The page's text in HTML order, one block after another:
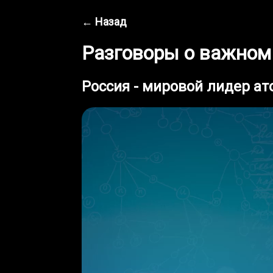
← Назад
Разговоры о важном
Россия - мировой лидер